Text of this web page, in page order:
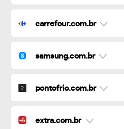
carrefour.com.br
samsung.com.br
pontofrio.com.br
extra.com.br